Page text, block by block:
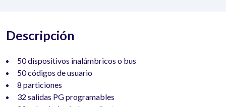
Descripción
50 dispositivos inalámbricos o bus
50 códigos de usuario
8 particiones
32 salidas PG programables